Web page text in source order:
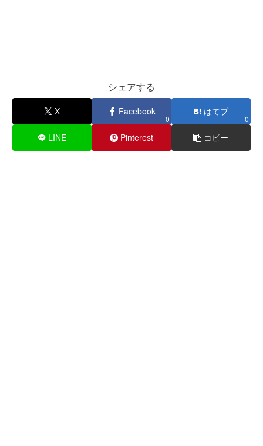
シェアする
X Facebook
0
はてブ
0
LINE Pinterest コピー